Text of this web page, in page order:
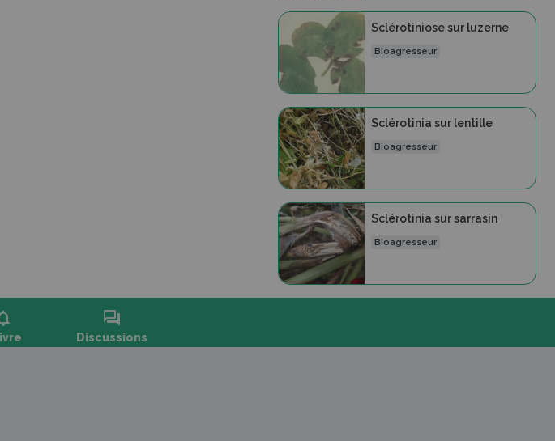
Sclérotiniose sur luzerne
Bioagresseur
Sclérotinia sur lentille
Bioagresseur
Sclérotinia sur sarrasin
Bioagresseur
forum
Discussions